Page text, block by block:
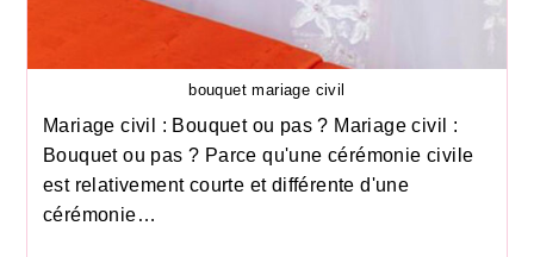
bouquet mariage civil
Mariage civil : Bouquet ou pas ? Mariage civil :
Bouquet ou pas ? Parce qu'une cérémonie civile
est relativement courte et différente d'une
cérémonie…